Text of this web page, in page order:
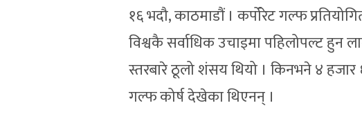
१६ भदौ, काठमाडौं । कर्पोरेट गल्फ
विश्वकै सर्वाधिक उचाइमा पहिलोपल्ट हुन
स्तरबारे ठूलो शंसय थियो । किनभने ४ हजार
गल्फ कोर्ष देखेका थिएनन् ।